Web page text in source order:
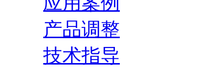
产品调整
技术指导